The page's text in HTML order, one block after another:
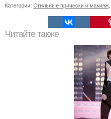
Категории: Стильные прически и макияж
Читайте также